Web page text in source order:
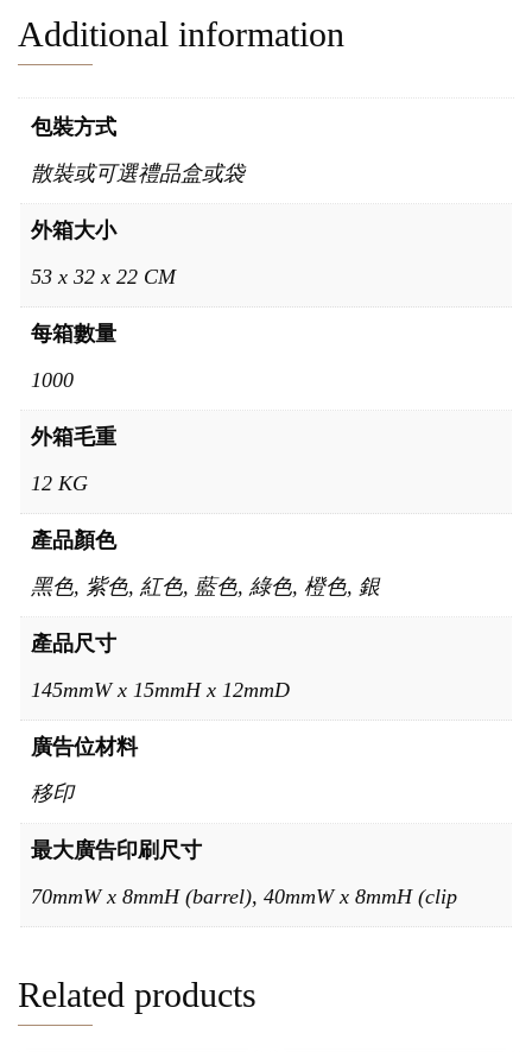
Additional information
包裝方式
散裝或可選禮品盒或袋
外箱大小
53 x 32 x 22 CM
每箱數量
1000
外箱毛重
12 KG
產品顏色
黑色, 紫色, 紅色, 藍色, 綠色, 橙色, 銀
產品尺寸
145mmW x 15mmH x 12mmD
廣告位材料
移印
最大廣告印刷尺寸
70mmW x 8mmH (barrel), 40mmW x 8mmH (clip
Related products